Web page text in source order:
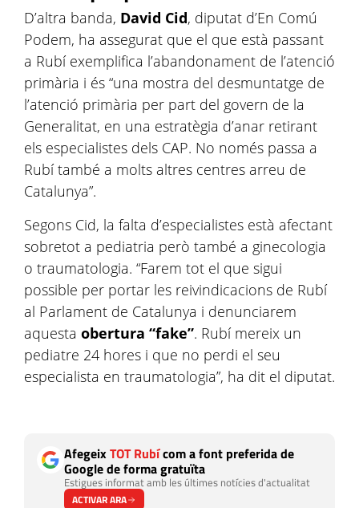
D’altra banda, David Cid, diputat d’En Comú
Podem, ha assegurat que el que està passant
a Rubí exemplifica l’abandonament de l’atenció
primària i és “una mostra del desmuntatge de
l’atenció primària per part del govern de la
Generalitat, en una estratègia d’anar retirant
els especialistes dels CAP. No només passa a
Rubí també a molts altres centres arreu de
Catalunya”.
Segons Cid, la falta d’especialistes està afectant
sobretot a pediatria però també a ginecologia
o traumatologia. “Farem tot el que sigui
possible per portar les reivindicacions de Rubí
al Parlament de Catalunya i denunciarem
aquesta obertura “fake”. Rubí mereix un
pediatre 24 hores i que no perdi el seu
especialista en traumatologia”, ha dit el diputat.
AfegeixTOT Rubícom a font preferida de
Google de forma gratuïta
Estigues informat amb les últimes notícies d'actualitat
ACTIVAR ARA